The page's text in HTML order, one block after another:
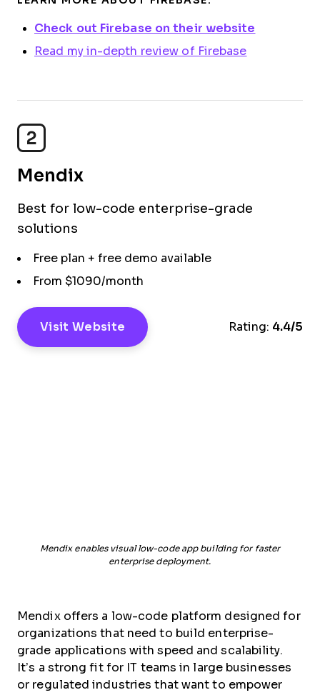
Check out Firebase on their website
Read my in-depth review of Firebase
2
Mendix
Best for low-code enterprise-grade
solutions
Free plan + free demo available
From $1090/month
Visit Website Rating: 4.4/5
Mendix enables visual low-code app building for faster
enterprise deployment.
Mendix offers a low-code platform designed for
organizations that need to build enterprise-
grade applications with speed and scalability.
It’s a strong fit for IT teams in large businesses
or regulated industries that want to empower